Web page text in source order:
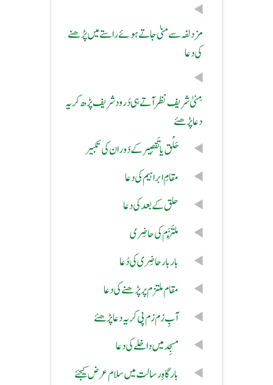
مزدلفہ سے منیٰ جاتے ہوئے راستے میں پڑھنے
کی دعا
مِنیٰ شریف نظر آتے ہی دُرودشریف پڑھ کر یہ
دعا پڑھئے
حَلْق یا تَقصِیر کے دَوران کی تکبیر
مقامِ ابراہیم کی دعا
حلق کے بعد کی دعا
مُلْتَزَم کی حاضِری
بار بار حاضِری کی دُعا
مقام ملتزم پر پڑھنے کی دعا
آبِ زم زم پی کر یہ دعا پڑھئے
مسجِد میں داخلے کی دعا
بارگاہِ رسالت میں سلام عرض کیجئے